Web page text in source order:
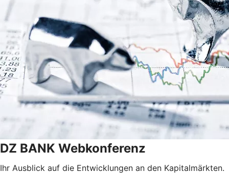
DZ BANK Webkonferenz
Ihr Ausblick auf die Entwicklungen an den Kapitalmärkten.